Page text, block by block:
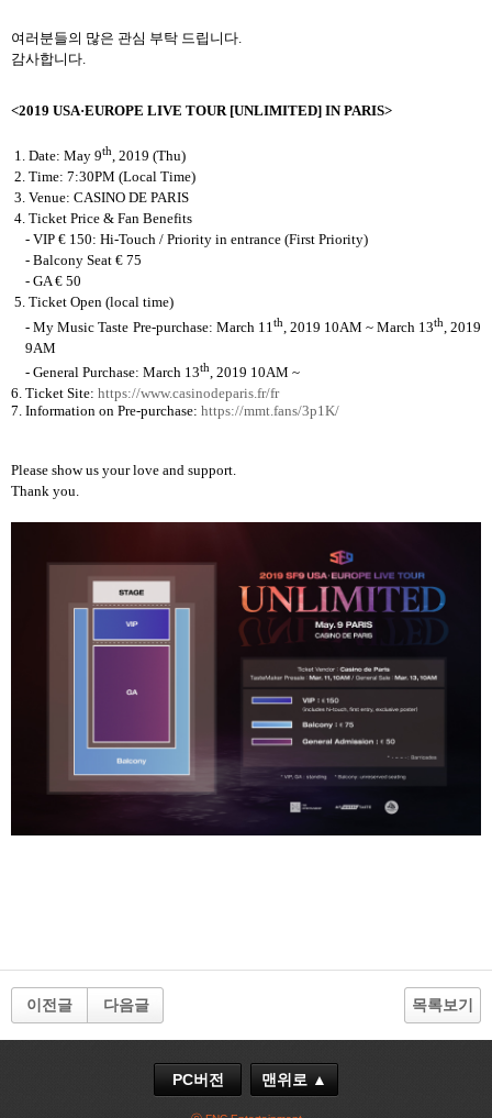
여러분들의 많은 관심 부탁 드립니다.
감사합니다.
<2019 USA·EUROPE LIVE TOUR [UNLIMITED] IN PARIS>
1. Date: May 9th, 2019 (Thu)
2. Time: 7:30PM (Local Time)
3. Venue: CASINO DE PARIS
4. Ticket Price & Fan Benefits
- VIP€ 150: Hi-Touch / Priority in entrance (First Priority)
- Balcony Seat€ 75
- GA€ 50
5. Ticket Open (local time)
- My Music Taste Pre-purchase: March 11 th, 2019 10AM ~ March 13th, 2019
9AM
- General Purchase: March 13th, 2019 10AM ~
6. Ticket Site: https://www.casinodeparis.fr/fr
7. Information on Pre-purchase: https://mmt.fans/3p1K/
Please show us your love and support.
Thank you.
이전글 다음글 목록보기
PC버전 맨위로 ▲